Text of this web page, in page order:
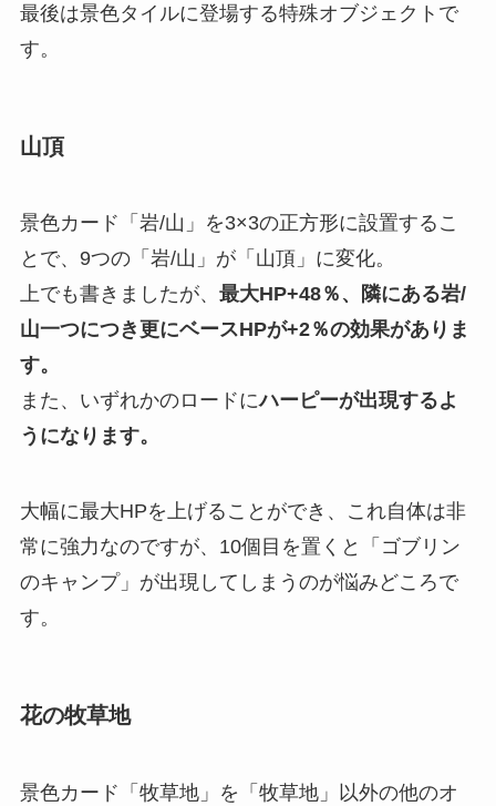
最後は景色タイルに登場する特殊オブジェクトで
す。
山頂
景色カード「岩/山」を3×3の正方形に設置するこ
とで、9つの「岩/山」が「山頂」に変化。
上でも書きましたが、 最大HP+48％、隣にある岩/
山一つにつき更にベースHPが+2％の効果がありま
す。
また、いずれかのロードにハーピーが出現するよ
うになります。
大幅に最大HPを上げることができ、これ自体は非
常に強力なのですが、10個目を置くと「ゴブリン
のキャンプ」が出現してしまうのが悩みどころで
す。
花の牧草地
景色カード「牧草地」を「牧草地」以外の他のオ